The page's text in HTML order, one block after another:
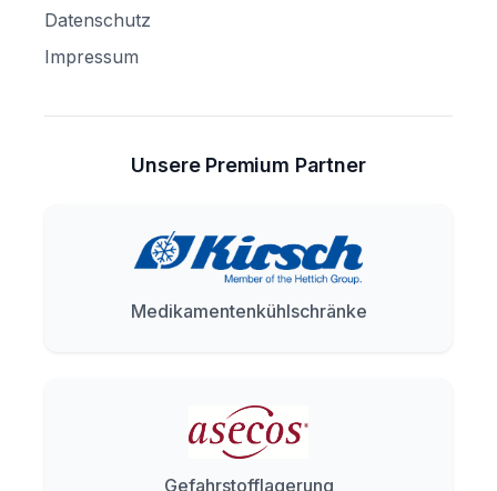
Datenschutz
Impressum
Unsere Premium Partner
Medikamentenkühlschränke
Gefahrstofflagerung